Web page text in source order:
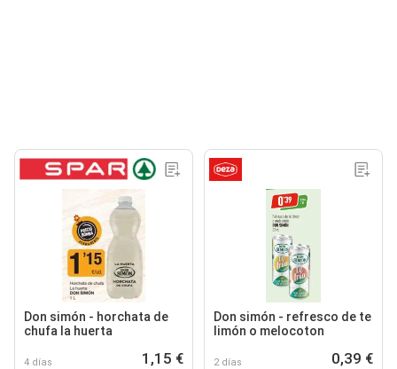
Don simón - horchata de
chufa la huerta
4 días 1,15 €
Don simón - refresco de te
limón o melocoton
2 días 0,39 €